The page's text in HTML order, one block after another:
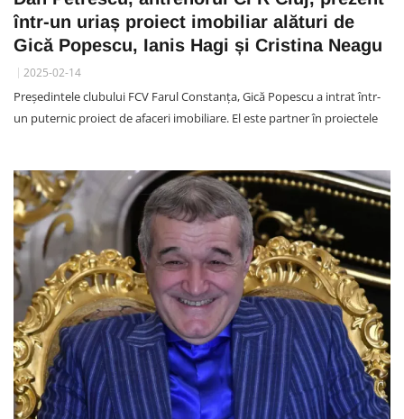
într-un uriaș proiect imobiliar alături de
Gică Popescu, Ianis Hagi și Cristina Neagu
2025-02-14
Președintele clubului FCV Farul Constanța, Gică Popescu a intrat într-
un puternic proiect de afaceri imobiliare. El este partner în proiectele